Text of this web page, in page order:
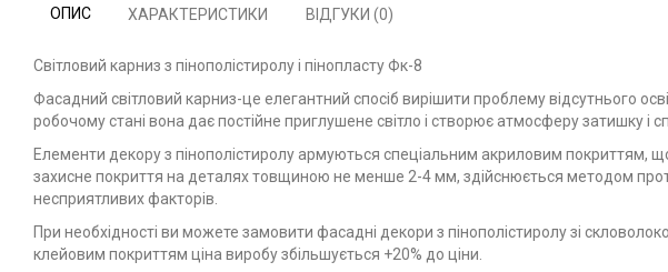
ОПИС ХАРАКТЕРИСТИКИ ВІДГУКИ (0)
Світловий карниз з пінополістиролу і пінопласту Фк-8
Фасадний світловий карниз-це елегантний спосіб вирішити проблему відсутнього
робочому стані вона дає постійне приглушене світло і створює атмосферу затишку і
Елементи декору з пінополістиролу армуються спеціальним акриловим покриттям,
захисне покриття на деталях товщиною не менше 2-4 мм, здійснюється методом
несприятливих факторів.
При необхідності ви можете замовити фасадні декори з пінополістиролу зі
клейовим покриттям ціна виробу збільшується +20% до ціни.